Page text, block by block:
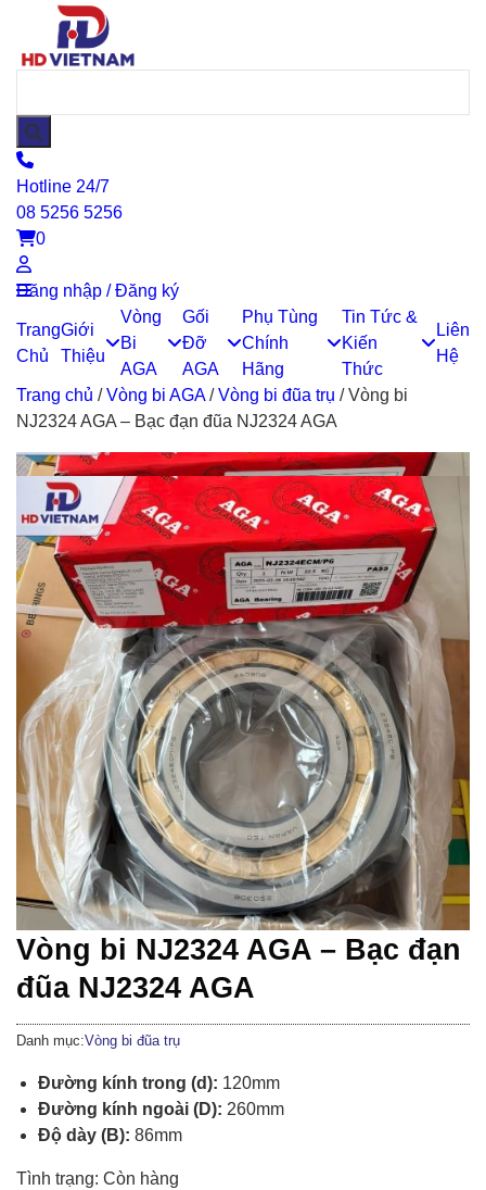
Hotline 24/7
08 5256 5256
0
Đăng nhập / Đăng ký
Trang
Chủ
Giới
Thiệu
Vòng
Bi
AGA
Gối
Đỡ
AGA
Phụ Tùng
Chính
Hãng
Tin Tức &
Kiến
Thức
Liên
Hệ
Trang chủ /Vòng bi AGA/Vòng bi đũa trụ /Vòng bi
NJ2324 AGA – Bạc đạn đũa NJ2324 AGA
Vòng bi NJ2324 AGA – Bạc đạn
đũa NJ2324 AGA
Danh mục:Vòng bi đũa trụ
Đường kính trong (d): 120mm
Đường kính ngoài (D): 260mm
Độ dày (B): 86mm
Tình trạng: Còn hàng